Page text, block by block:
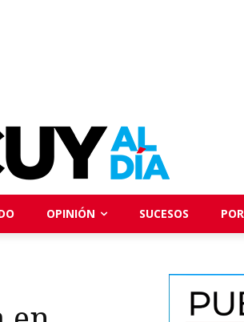
OPINIÓN SUCESOS